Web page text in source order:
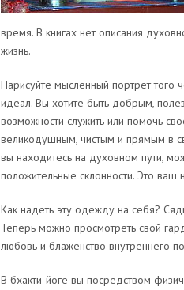
время. В книгах нет описания
жизнь.
Нарисуйте мысленный портрет того
идеал. Вы хотите быть добрым,
возможности служить или помочь
великодушным, чистым и прямым в
вы находитесь на духовном пути,
положительные склонности. Это ваш
Как надеть эту одежду на себя?
Теперь можно просмотреть свой
любовь и блаженство внутреннего
В бхакти-йоге вы посредством